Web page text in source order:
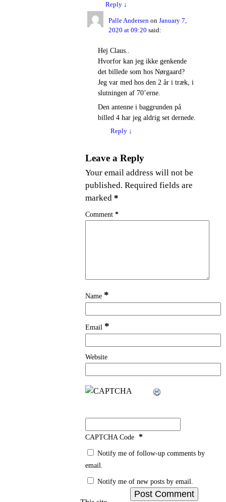
Reply ↓
Palle Andersen onJanuary 7,
2020 at 09:20 said:
Hej Claus..
Hvorfor kan jeg ikke genkende
det billede som hos Nørgaard?
Jeg var med hos den 2 år i træk, i
slutningen af 70’erne.
Den antenne i baggrunden på
billed 4 har jeg aldrig set dernede.
Reply ↓
Leave a Reply
Your email address will not be
published. Required fields are
marked*
Comment*
Name *
Email *
Website
CAPTCHA Code *
Notify me of follow-up comments by
email.
Notify me of new posts by email.